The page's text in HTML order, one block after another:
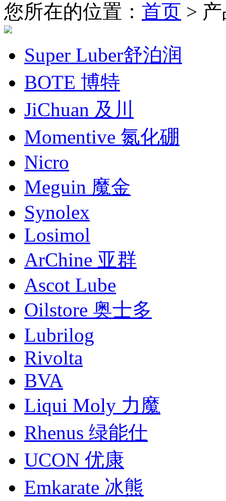
您所在的位置： 首页 >
Super Luber舒泊润
BOTE 博特
JiChuan 及川
Momentive 氮化硼
Nicro
Meguin 魔金
Synolex
Losimol
ArChine 亚群
Ascot Lube
Oilstore 奥士多
Lubrilog
Rivolta
BVA
Liqui Moly 力魔
Rhenus 绿能仕
UCON 优康
Emkarate 冰熊